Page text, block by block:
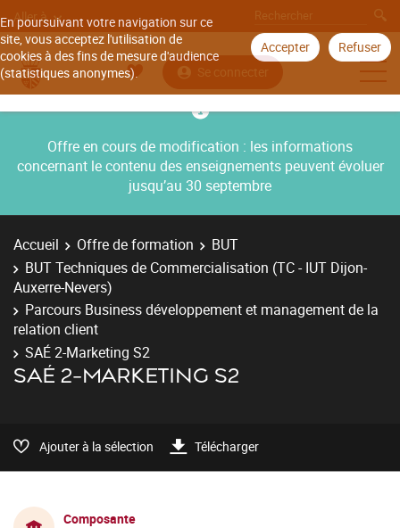
En poursuivant votre navigation sur ce
site, vous acceptez l'utilisation de
cookies à des fins de mesure d'audience
(statistiques anonymes).
Accepter Refuser
Aller à
Se connecter
Offre en cours de modification : les informations
concernant le contenu des enseignements peuvent évoluer
jusqu’au 30 septembre
Accueil Offre de formation
BUT
BUT Techniques de Commercialisation (TC - IUT Dijon-
Auxerre-Nevers)
Parcours Business développement et management de la
relation client
SAÉ 2-Marketing S2
SAÉ 2-MARKETING S2
Ajouter à la sélection Télécharger
Composante